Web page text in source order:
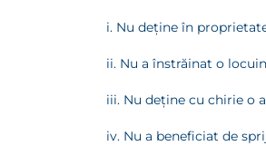
i. Nu deţine în
ii. Nu a înstrăinat o
iii. Nu deţine cu chirie o
iv. Nu a beneficiat de